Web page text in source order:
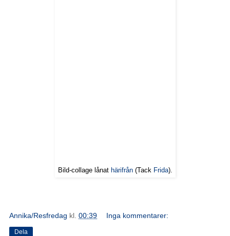
Bild-collage lånat härifrån(Tack Frida).
Annika/Resfredag kl. 00:39 Inga kommentarer:
Dela